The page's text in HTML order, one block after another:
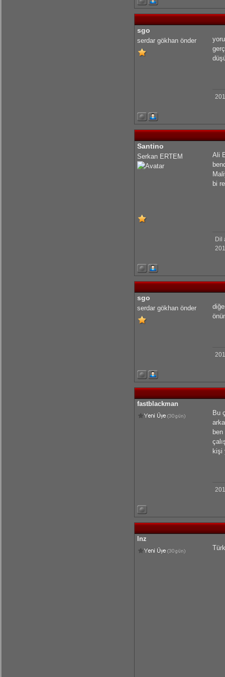
sgo
serdar gökhan önder
Santino
Serkan ERTEM
Ali
bi
Dil
sgo
serdar gökhan önder
fastblackman
Bu
kişi
lnz